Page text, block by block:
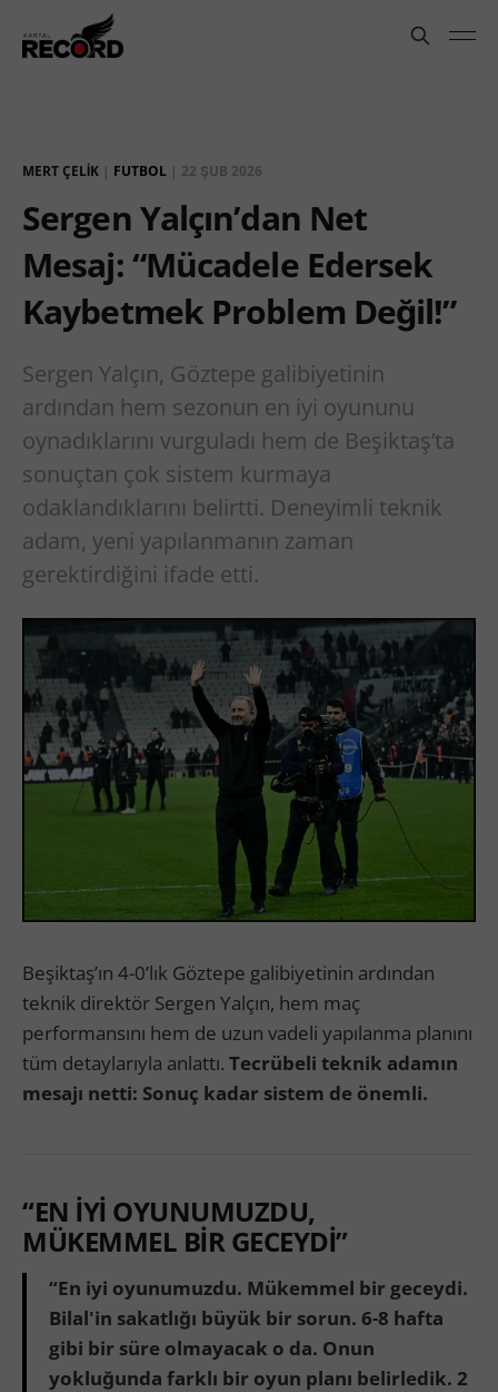
MERT ÇELIK | FUTBOL | 22 ŞUB 2026
Sergen Yalçın’dan Net
Mesaj: “Mücadele Edersek
Kaybetmek Problem Değil!”
Sergen Yalçın, Göztepe galibiyetinin
ardından hem sezonun en iyi oyununu
oynadıklarını vurguladı hem de Beşiktaş’ta
sonuçtan çok sistem kurmaya
odaklandıklarını belirtti. Deneyimli teknik
adam, yeni yapılanmanın zaman
gerektirdiğini ifade etti.
Beşiktaş’ın 4-0’lık Göztepe galibiyetinin ardından
teknik direktör Sergen Yalçın, hem maç
performansını hem de uzun vadeli yapılanma planını
tüm detaylarıyla anlattı. Tecrübeli teknik adamın
mesajı netti: Sonuç kadar sistem de önemli.
“EN İYİ OYUNUMUZDU,
MÜKEMMEL BİR GECEYDİ”
“En iyi oyunumuzdu. Mükemmel bir geceydi.
Bilal'in sakatlığı büyük bir sorun. 6-8 hafta
gibi bir süre olmayacak o da. Onun
yokluğunda farklı bir oyun planı belirledik. 2